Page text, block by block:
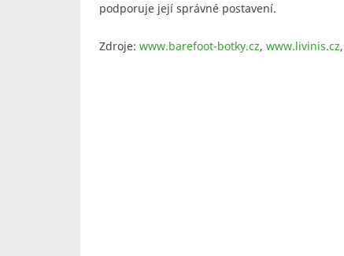
podporuje její správné postavení.
Zdroje: www.barefoot-botky.cz, www.livinis.cz,